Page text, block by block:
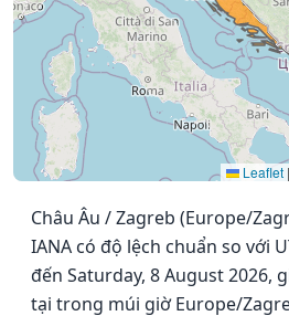
Leaflet |
Châu Âu / Zagreb (Europe/
IANA có độ lệch chuẩn so với
đến Saturday, 8 August 2026,
tại trong múi giờ Europe/